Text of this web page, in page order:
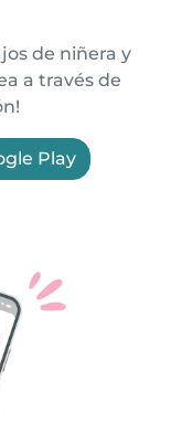
de niñera y
a través de
Play